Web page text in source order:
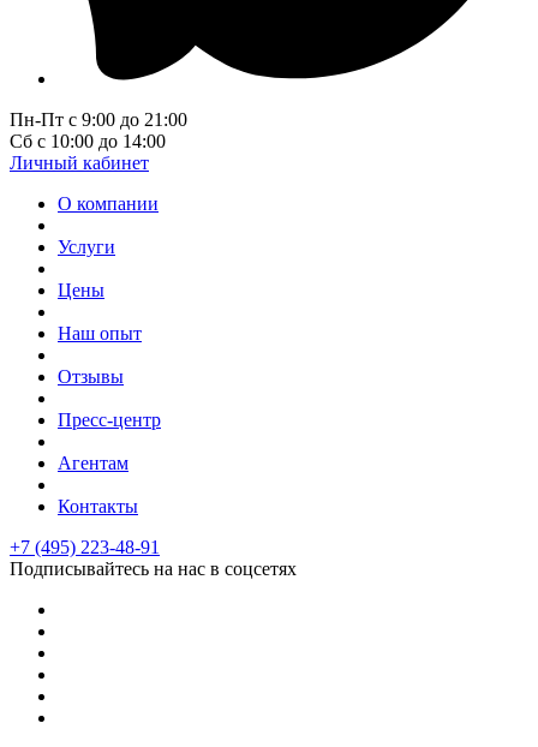
Пн-Пт с 9:00 до 21:00
Сб с 10:00 до 14:00
Личный кабинет
О компании
Услуги
Цены
Наш опыт
Отзывы
Пресс-центр
Агентам
Контакты
+7 (495) 223-48-91
Подписывайтесь на нас в соцсетях